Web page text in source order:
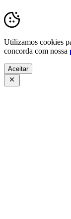
Utilizamos cookies
concorda com nossa
Aceitar